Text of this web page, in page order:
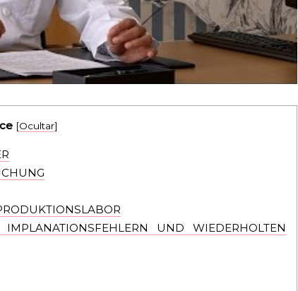
[Ocultar]
UND WIEDERHOLTEN